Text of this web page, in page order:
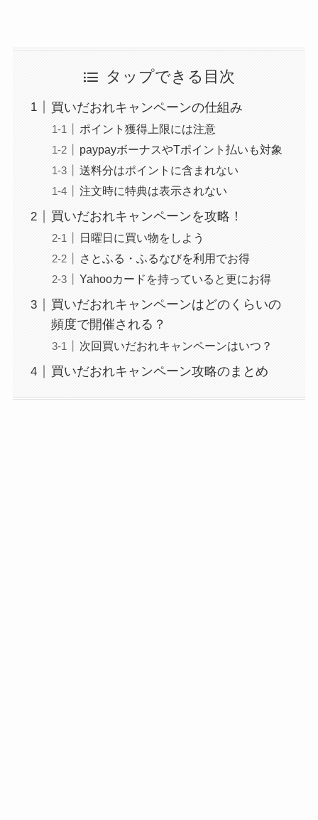
タップできる目次
買いだおれキャンペーンの仕組み
ポイント獲得上限には注意
paypayボーナスやTポイント払いも対象
送料分はポイントに含まれない
注文時に特典は表示されない
買いだおれキャンペーンを攻略！
日曜日に買い物をしよう
さとふる・ふるなびを利用でお得
Yahooカードを持っていると更にお得
買いだおれキャンペーンはどのくらいの
頻度で開催される？
次回買いだおれキャンペーンはいつ？
買いだおれキャンペーン攻略のまとめ